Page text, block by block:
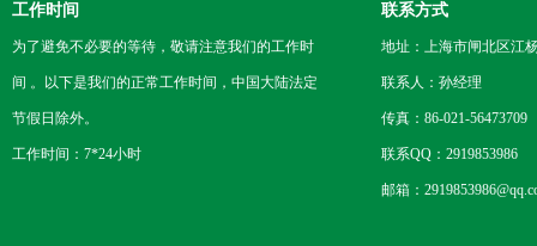
工作时间
为了避免不必要的等待，敬请注意我们的工作时
间 。以下是我们的正常工作时间，中国大陆法定
节假日除外。
工作时间：7*24小时
联系方式
地址：上海市闸北区江
联系人：孙经理
传真：86-021-56473709
联系QQ：2919853986
邮箱：